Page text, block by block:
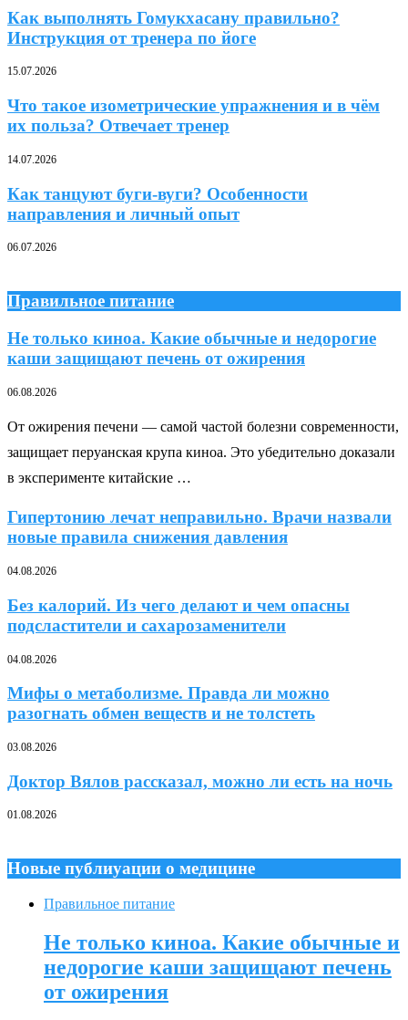
Как выполнять Гомукхасану правильно?
Инструкция от тренера по йоге
15.07.2026
Что такое изометрические упражнения и в чём
их польза? Отвечает тренер
14.07.2026
Как танцуют буги-вуги? Особенности
направления и личный опыт
06.07.2026
Правильное питание
Не только киноа. Какие обычные и недорогие
каши защищают печень от ожирения
06.08.2026
От ожирения печени — самой частой болезни современности,
защищает перуанская крупа киноа. Это убедительно доказали
в эксперименте китайские …
Гипертонию лечат неправильно. Врачи назвали
новые правила снижения давления
04.08.2026
Без калорий. Из чего делают и чем опасны
подсластители и сахарозаменители
04.08.2026
Мифы о метаболизме. Правда ли можно
разогнать обмен веществ и не толстеть
03.08.2026
Доктор Вялов рассказал, можно ли есть на ночь
01.08.2026
Новые публиуации о медицине
Правильное питание
Не только киноа. Какие обычные и
недорогие каши защищают печень
от ожирения